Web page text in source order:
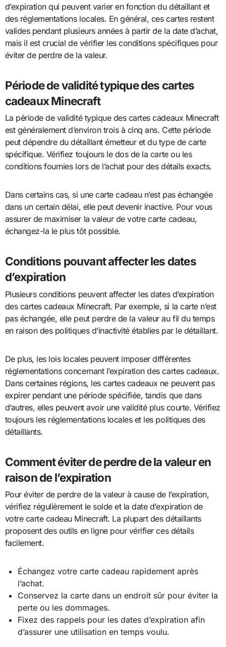
d’expiration qui peuvent varier en fonction du détaillant et
des réglementations locales. En général, ces cartes restent
valides pendant plusieurs années à partir de la date d’achat,
mais il est crucial de vérifier les conditions spécifiques pour
éviter de perdre de la valeur.
Période de validité typique des cartes
cadeaux Minecraft
La période de validité typique des cartes cadeaux Minecraft
est généralement d’environ trois à cinq ans. Cette période
peut dépendre du détaillant émetteur et du type de carte
spécifique. Vérifiez toujours le dos de la carte ou les
conditions fournies lors de l’achat pour des détails exacts.
Dans certains cas, si une carte cadeau n’est pas échangée
dans un certain délai, elle peut devenir inactive. Pour vous
assurer de maximiser la valeur de votre carte cadeau,
échangez-la le plus tôt possible.
Conditions pouvant affecter les dates
d’expiration
Plusieurs conditions peuvent affecter les dates d’expiration
des cartes cadeaux Minecraft. Par exemple, si la carte n’est
pas échangée, elle peut perdre de la valeur au fil du temps
en raison des politiques d’inactivité établies par le détaillant.
De plus, les lois locales peuvent imposer différentes
réglementations concernant l’expiration des cartes cadeaux.
Dans certaines régions, les cartes cadeaux ne peuvent pas
expirer pendant une période spécifiée, tandis que dans
d’autres, elles peuvent avoir une validité plus courte. Vérifiez
toujours les réglementations locales et les politiques des
détaillants.
Comment éviter de perdre de la valeur en
raison de l’expiration
Pour éviter de perdre de la valeur à cause de l’expiration,
vérifiez régulièrement le solde et la date d’expiration de
votre carte cadeau Minecraft. La plupart des détaillants
proposent des outils en ligne pour vérifier ces détails
facilement.
Échangez votre carte cadeau rapidement après
l’achat.
Conservez la carte dans un endroit sûr pour éviter la
perte ou les dommages.
Fixez des rappels pour les dates d’expiration afin
d’assurer une utilisation en temps voulu.